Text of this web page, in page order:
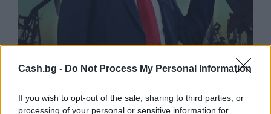
Cash.bg - Do Not Process My Personal Information
If you wish to opt-out of the sale, sharing to third parties, or
processing of your personal or sensitive information for
Белият дом спира проекти за
07.08.2026 / 18:00